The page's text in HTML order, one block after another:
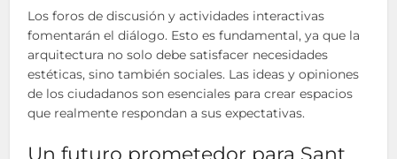
Los foros de discusión y actividades interactivas
fomentarán el diálogo. Esto es fundamental, ya que la
arquitectura no solo debe satisfacer necesidades
estéticas, sino también sociales. Las ideas y opiniones
de los ciudadanos son esenciales para crear espacios
que realmente respondan a sus expectativas.